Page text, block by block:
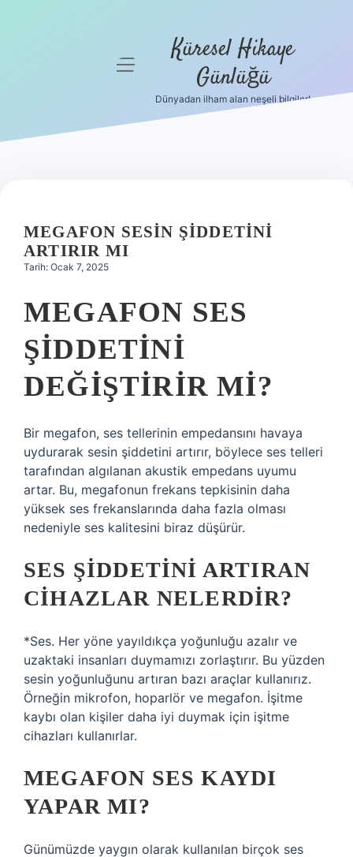
Hakkımızda
menüyü
Küresel Hikaye
Günlüğü
Dünyadan ilham alan neşeli bilgiler!
MEGAFON SESIN ŞIDDETINI
ARTIRIR MI
Tarih: Ocak 7, 2025
MEGAFON SES
ŞIDDETINI
DEĞIŞTIRIR MI?
Bir megafon, ses tellerinin empedansını havaya
uydurarak sesin şiddetini artırır, böylece ses telleri
tarafından algılanan akustik empedans uyumu
artar. Bu, megafonun frekans tepkisinin daha
yüksek ses frekanslarında daha fazla olması
nedeniyle ses kalitesini biraz düşürür.
SES ŞIDDETINI ARTIRAN
CIHAZLAR NELERDIR?
*Ses. Her yöne yayıldıkça yoğunluğu azalır ve
uzaktaki insanları duymamızı zorlaştırır. Bu yüzden
sesin yoğunluğunu artıran bazı araçlar kullanırız.
Örneğin mikrofon, hoparlör ve megafon. İşitme
kaybı olan kişiler daha iyi duymak için işitme
cihazları kullanırlar.
MEGAFON SES KAYDI
YAPAR MI?
Günümüzde yaygın olarak kullanılan birçok ses